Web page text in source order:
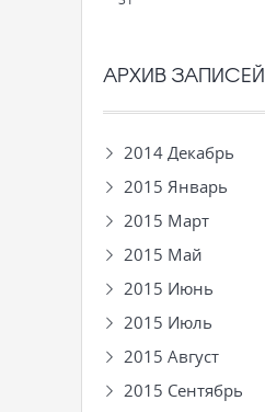
АРХИВ ЗАПИСЕЙ
2014 Декабрь
2015 Январь
2015 Март
2015 Май
2015 Июнь
2015 Июль
2015 Август
2015 Сентябрь